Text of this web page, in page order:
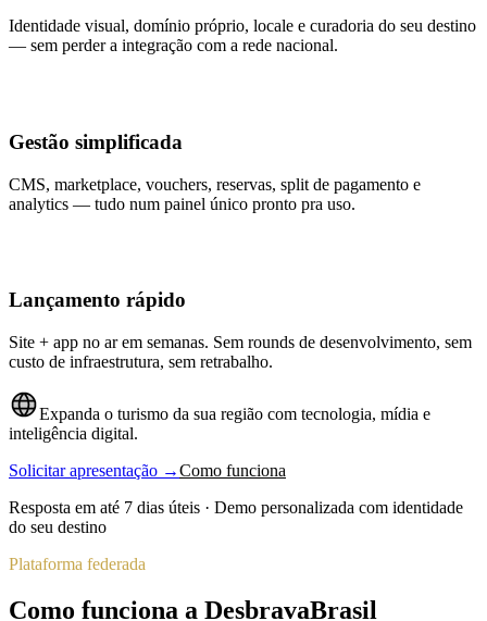
Identidade visual, domínio próprio, locale e curadoria do seu destino
— sem perder a integração com a rede nacional.
Gestão simplificada
CMS, marketplace, vouchers, reservas, split de pagamento e
analytics — tudo num painel único pronto pra uso.
Lançamento rápido
Site + app no ar em semanas. Sem rounds de desenvolvimento, sem
custo de infraestrutura, sem retrabalho.
Expanda o turismo da sua região com tecnologia, mídia e
inteligência digital.
Solicitar apresentação →Como funciona
Resposta em até 7 dias úteis · Demo personalizada com identidade
do seu destino
Plataforma federada
Como funciona a DesbravaBrasil